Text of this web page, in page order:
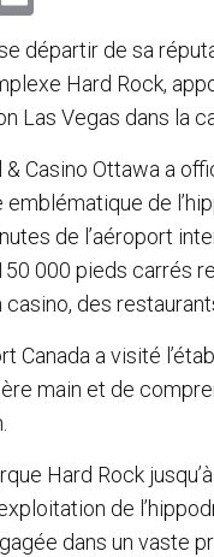
i
l
départir de sa
Hard Rock,
Las Vegas dans la
Casino Ottawa a
de
de l’aéroport
000 pieds carrés
des
Canada a visité
main et de
Hard Rock
de
dans un vaste